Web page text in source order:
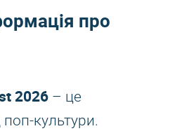
про
2026 – це
поп-культури.